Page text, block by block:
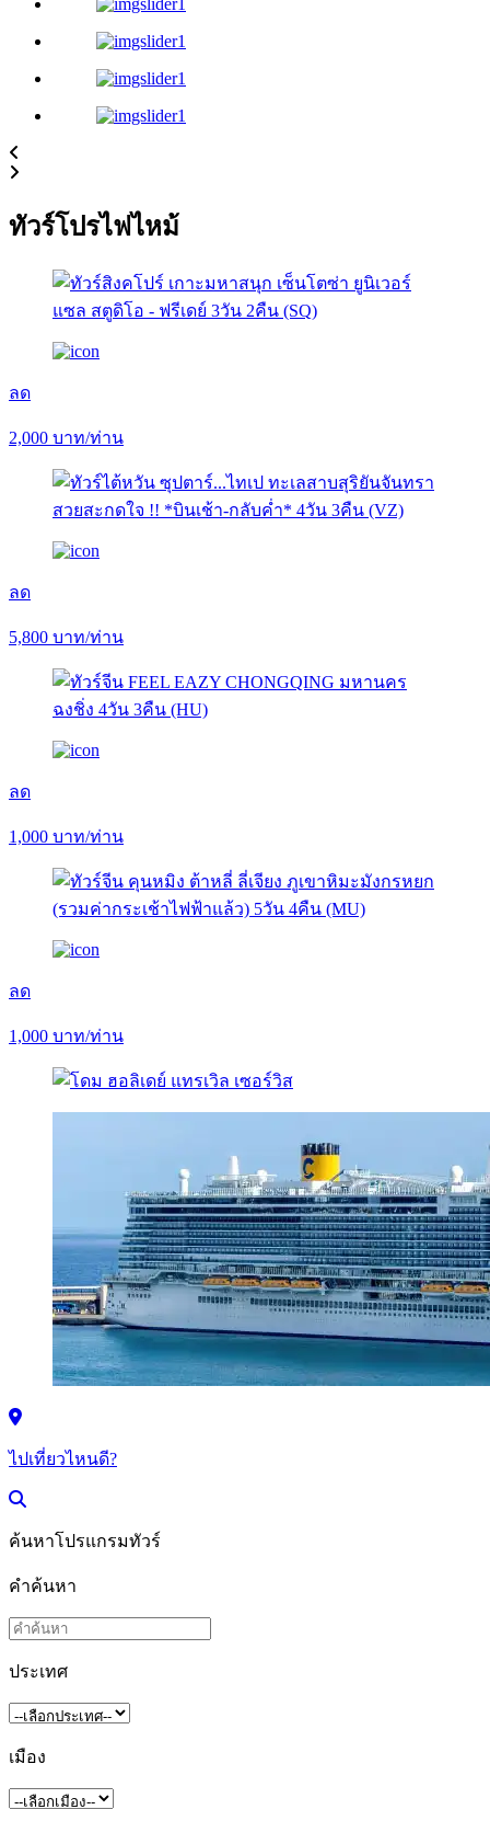
ทัวร์โปรไฟไหม้
ลด
2,000 บาท/ท่าน
ลด
5,800 บาท/ท่าน
ลด
1,000 บาท/ท่าน
ลด
1,000 บาท/ท่าน
ไปเที่ยวไหนดี?
ค้นหาโปรแกรมทัวร์
คำค้นหา
ประเทศ
เมือง